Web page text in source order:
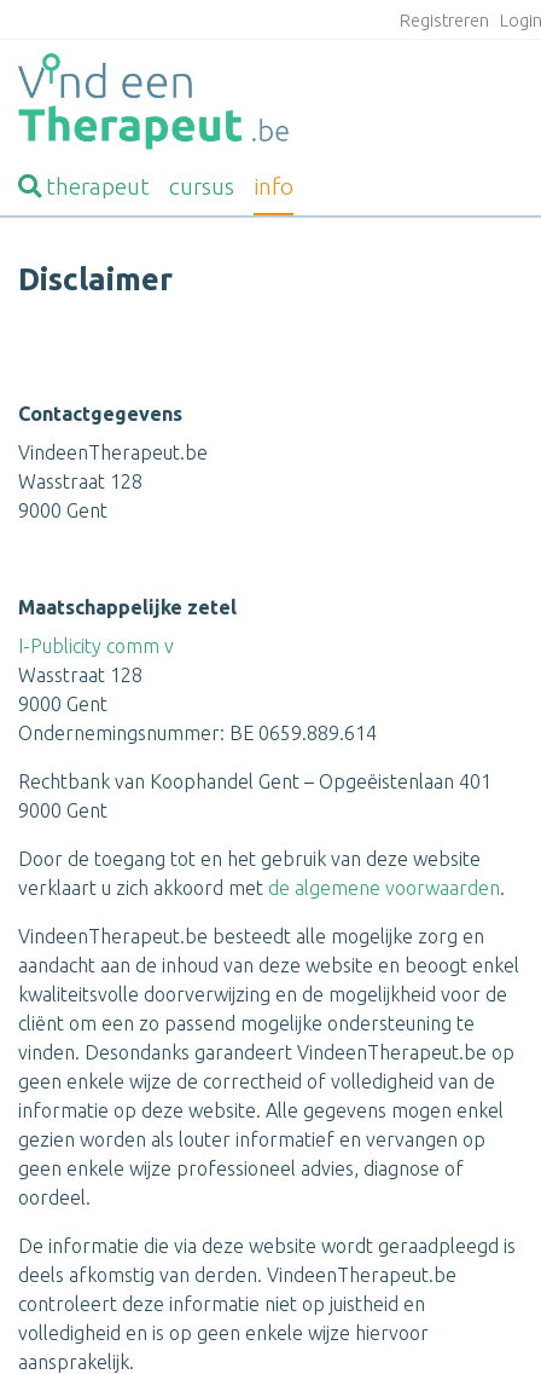
Registreren
therapeut cursus info
Disclaimer
Contactgegevens
VindeenTherapeut.be
Wasstraat 128
9000 Gent
Maatschappelijke zetel
I-Publicity comm v
Wasstraat 128
9000 Gent
Ondernemingsnummer: BE 0659.889.614
Rechtbank van Koophandel Gent – Opgeëistenlaan 401
9000 Gent
Door de toegang tot en het gebruik van deze website
verklaart u zich akkoord met de algemene voorwaarden.
VindeenTherapeut.be besteedt alle mogelijke zorg en
aandacht aan de inhoud van deze website en beoogt enkel
kwaliteitsvolle doorverwijzing en de mogelijkheid voor de
cliënt om een zo passend mogelijke ondersteuning te
vinden. Desondanks garandeert VindeenTherapeut.be op
geen enkele wijze de correctheid of volledigheid van de
informatie op deze website. Alle gegevens mogen enkel
gezien worden als louter informatief en vervangen op
geen enkele wijze professioneel advies, diagnose of
oordeel.
De informatie die via deze website wordt geraadpleegd is
deels afkomstig van derden. VindeenTherapeut.be
controleert deze informatie niet op juistheid en
volledigheid en is op geen enkele wijze hiervoor
aansprakelijk.